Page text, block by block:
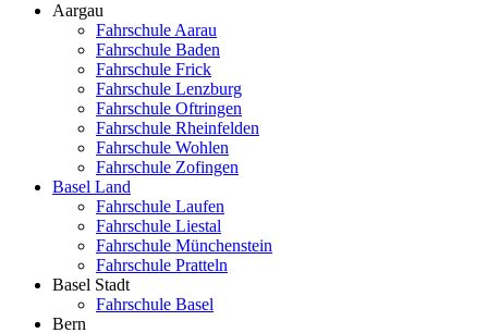
Aargau
Fahrschule Aarau
Fahrschule Baden
Fahrschule Frick
Fahrschule Lenzburg
Fahrschule Oftringen
Fahrschule Rheinfelden
Fahrschule Wohlen
Fahrschule Zofingen
Basel Land
Fahrschule Laufen
Fahrschule Liestal
Fahrschule Münchenstein
Fahrschule Pratteln
Basel Stadt
Fahrschule Basel
Bern